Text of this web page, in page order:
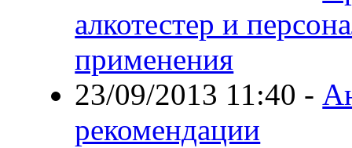
алкотестер и
применения
23/09/2013 11:40 -
рекомендации